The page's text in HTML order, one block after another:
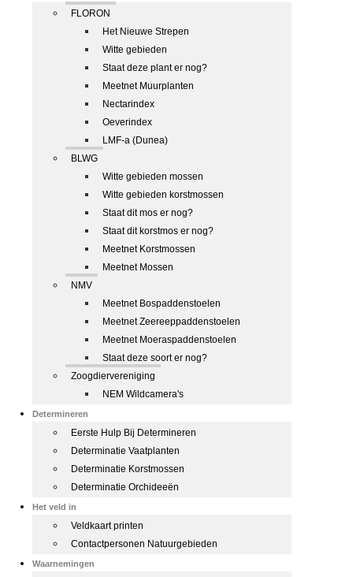
FLORON
Het Nieuwe Strepen
Witte gebieden
Staat deze plant er nog?
Meetnet Muurplanten
Nectarindex
Oeverindex
LMF-a (Dunea)
BLWG
Witte gebieden mossen
Witte gebieden korstmossen
Staat dit mos er nog?
Staat dit korstmos er nog?
Meetnet Korstmossen
Meetnet Mossen
NMV
Meetnet Bospaddenstoelen
Meetnet Zeereeppaddenstoelen
Meetnet Moeraspaddenstoelen
Staat deze soort er nog?
Zoogdiervereniging
NEM Wildcamera's
Determineren
Eerste Hulp Bij Determineren
Determinatie Vaatplanten
Determinatie Korstmossen
Determinatie Orchideeën
Het veld in
Veldkaart printen
Contactpersonen Natuurgebieden
Waarnemingen